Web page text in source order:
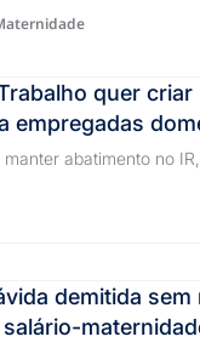
quer criar
empregadas
abatimento no
demitida sem